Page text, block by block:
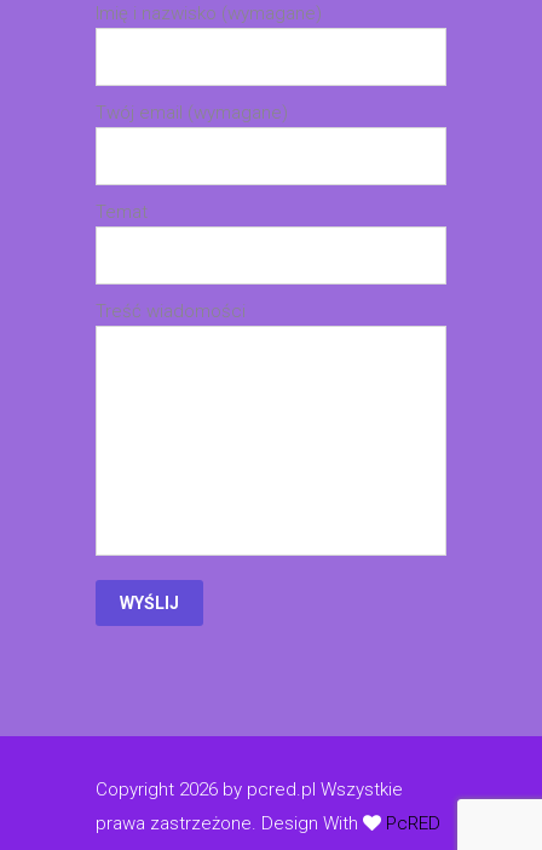
Imię i nazwisko (wymagane)
Twój email (wymagane)
Temat
Treść wiadomości
Copyright 2026 by pcred.pl Wszystkie
prawa zastrzeżone. Design With PcRED